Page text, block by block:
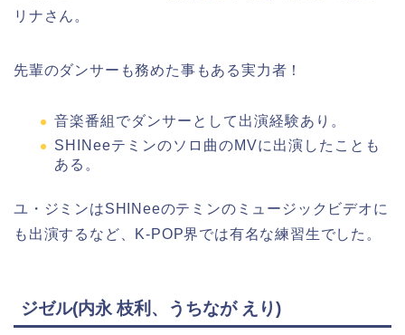
リナさん。
先輩のダンサーも務めた事もある実力者！
音楽番組でダンサーとして出演経験あり。
SHINeeテミンのソロ曲のMVに出演したことも
ある。
ユ・ジミンはSHINeeのテミンのミュージックビデオに
も出演するなど、K-POP界では有名な練習生でした。
ジゼル(内永 枝利、うちなが えり)